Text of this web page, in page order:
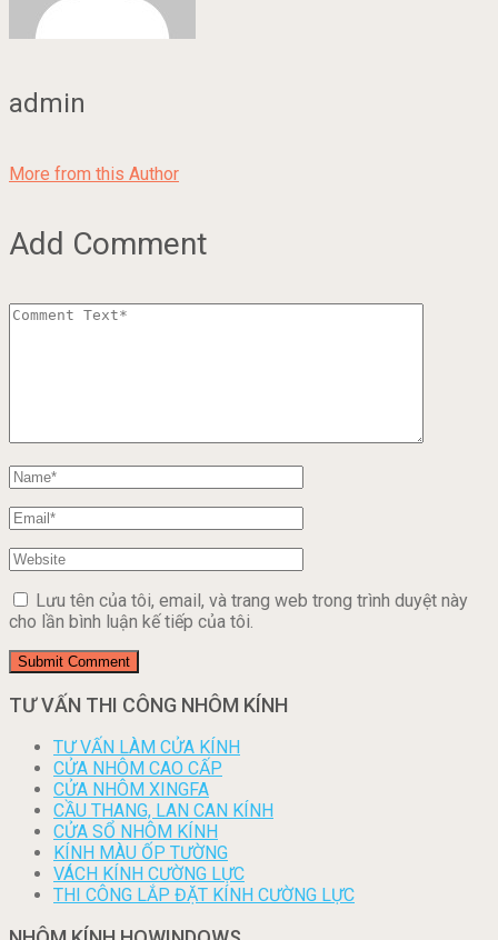
admin
More from this Author
Add Comment
Lưu tên của tôi, email, và trang web trong trình duyệt này
cho lần bình luận kế tiếp của tôi.
TƯ VẤN THI CÔNG NHÔM KÍNH
TƯ VẤN LÀM CỬA KÍNH
CỬA NHÔM CAO CẤP
CỬA NHÔM XINGFA
CẦU THANG, LAN CAN KÍNH
CỬA SỔ NHÔM KÍNH
KÍNH MÀU ỐP TƯỜNG
VÁCH KÍNH CƯỜNG LỰC
THI CÔNG LẮP ĐẶT KÍNH CƯỜNG LỰC